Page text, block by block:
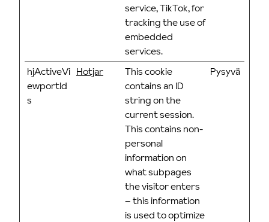
service, TikTok, for
tracking the use of
embedded
services.
hjActiveVi
ewportId
s
Hotjar
This cookie
contains an ID
string on the
current session.
This contains non-
personal
information on
what subpages
the visitor enters
– this information
is used to optimize
Pysyvä